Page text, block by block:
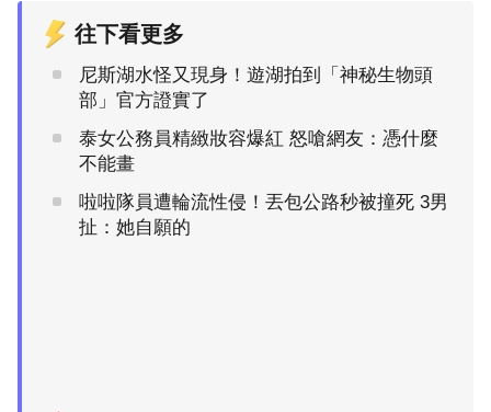
往下看更多
尼斯湖水怪又現身！遊湖拍到「神秘生物頭
部」官方證實了
泰女公務員精緻妝容爆紅 怒嗆網友：憑什麼
不能畫
啦啦隊員遭輪流性侵！丟包公路秒被撞死 3男
扯：她自願的